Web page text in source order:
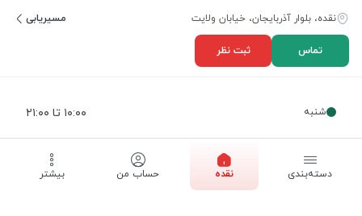
نقده، بلوار آذربایجان، خیابان ولایت مسیریابی
تماس ثبت نظر
شنبه ۱۰:۰۰ تا ۲۱:۰۰
دوشنبه ۱۰:۰۰ تا ۲۱:۰۰ دسته‌بندی نقده حساب من بیشتر